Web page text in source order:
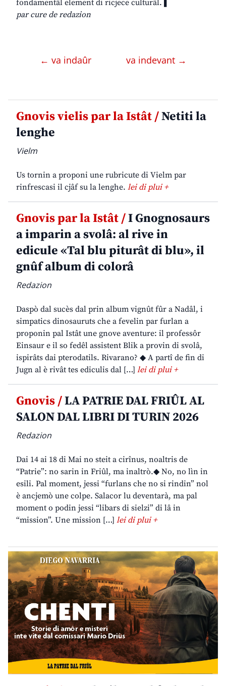
fondamentâl element di ricjece culturâl.❚
par cure de redazion
← va indaûr va indevant →
Gnovis vielis par la Istât /Netiti la
lenghe
Vielm
Us tornin a proponi une rubricute di Vielm par
rinfrescasi il cjâf su la lenghe. lei di plui +
Gnovis par la Istât /I Gnognosaurs
a imparin a svolâ: al rive in
edicule «Tal blu piturât di blu», il
gnûf album di colorâ
Redazion
Daspò dal sucès dal prin album vignût fûr a Nadâl, i
simpatics dinosauruts che a fevelin par furlan a
proponin pal Istât une gnove aventure: il professôr
Einsaur e il so fedêl assistent Blik a provin di svolâ,
ispirâts dai pterodatils. Rivarano? ◆ A partî de fin di
Jugn al è rivât tes ediculis dal […] lei di plui +
Gnovis /LA PATRIE DAL FRIÛL AL
SALON DAL LIBRI DI TURIN 2026
Redazion
Dai 14 ai 18 di Mai no steit a cirînus, noaltris de
“Patrie”: no sarin in Friûl, ma inaltrò.◆ No, no lìn in
esili. Pal moment, jessi “furlans che no si rindin” nol
è ancjemò une colpe. Salacor lu deventarà, ma pal
moment o podin jessi “libars di sielzi” di lâ in
“mission”. Une mission […] lei di plui +